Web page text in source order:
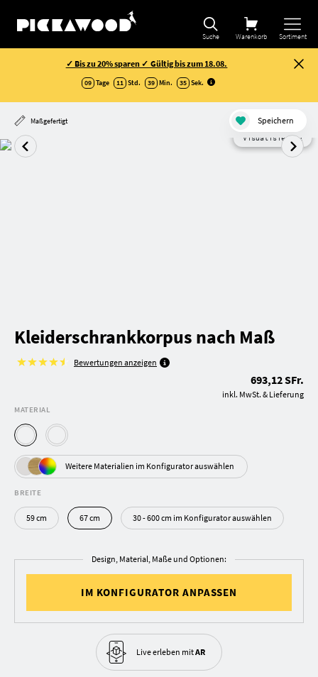
Suche Warenkorb Sortiment
✓ Bis zu 20% sparen ✓ Gültig bis zum 18.08.
09 Tage 11 Std. 39 Min. 35 Sek.
Maßgefertigt Speichern
Visualisierung
Kleiderschrankkorpus nach Maß
Bewertungen anzeigen
693,12 SFr.
inkl. MwSt. & Lieferung
MATERIAL
Weitere Materialien im Konfigurator auswählen
BREITE
59 cm 67 cm 30 - 600 cm im Konfigurator auswählen
Design, Material, Maße und Optionen:
IM KONFIGURATOR ANPASSEN
Live erleben mitAR